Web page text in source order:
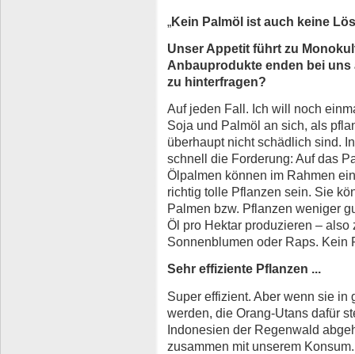
„Kein Palmöl ist auch keine
Unser Appetit führt zu
Anbauprodukte enden bei
zu hinterfragen?
Auf jeden Fall. Ich will noch
Soja und Palmöl an sich, als
überhaupt nicht schädlich sind.
schnell die Forderung: Auf das
Ölpalmen können im Rahmen
richtig tolle Pflanzen sein. Sie
Palmen bzw. Pflanzen weniger
Öl pro Hektar produzieren –
Sonnenblumen oder Raps. Kein
Sehr effiziente Pflanzen ...
Super effizient. Aber wenn sie
werden, die Orang-Utans dafür
Indonesien der Regenwald
zusammen mit unserem